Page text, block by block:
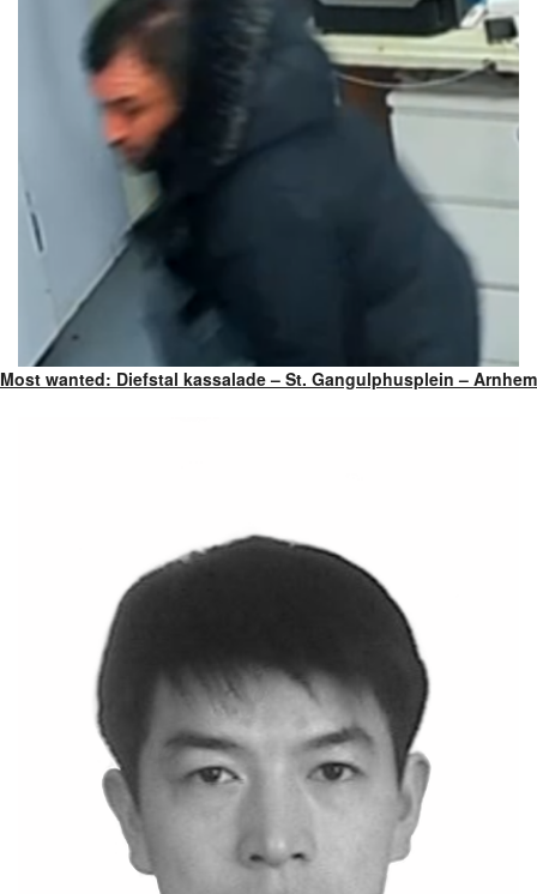
Most wanted: Diefstal kassalade – St. Gangulphusplein – Arnhem